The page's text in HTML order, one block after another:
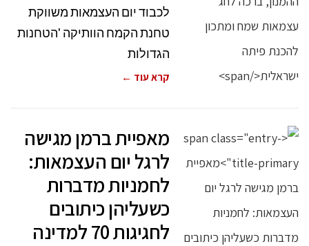
לכבוד יום העצמאות משווקת
טחנת הקמח הוותיקה 'הטחנות
הגדולות
קרא עוד ←
מאפיית ברמן מגישה
לרגל יום העצמאות:
לחמניות מדברות
כשעליהן כיתובים
לחגיגות 70 למדינה